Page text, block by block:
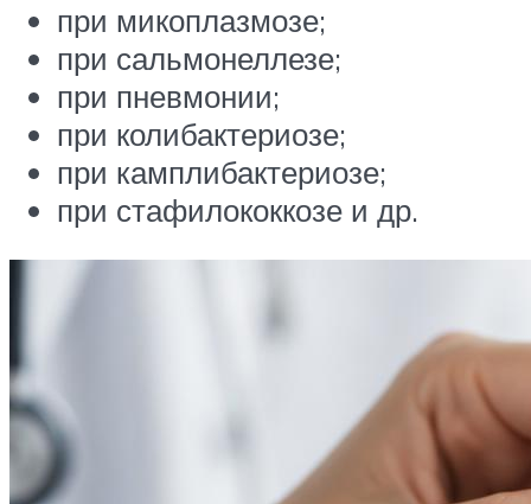
при микоплазмозе;
при сальмонеллезе;
при пневмонии;
при колибактериозе;
при камплибактериозе;
при стафилококкозе и др.